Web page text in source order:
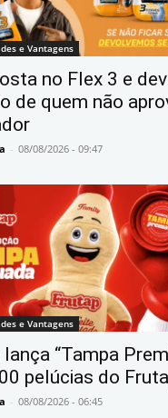
e Vantagens
no Flex 3 e
de quem não
- 08/08/2026 - 09:47
e Vantagens
“Tampa
pelúcias do
- 08/08/2026 - 06:45